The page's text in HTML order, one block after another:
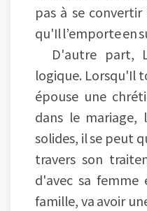
pas à se
qu'Il l’emporte en
D'autre part,
logique. Lorsqu'Il
épouse une
dans le mariage,
solides, il se peut
travers son
d'avec sa femme
famille, va avoir